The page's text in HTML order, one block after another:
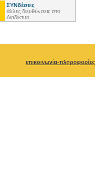
ΣΥΝδέσεις
άλλες διευθύνσεις στο
Διαδίκτυο
επικοινωνία-πληροφορίες